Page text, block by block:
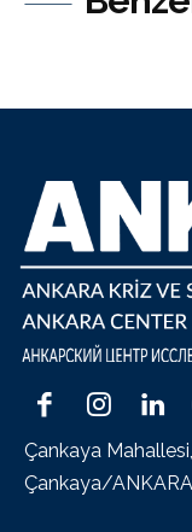
Çankaya
Çankaya/ANKARA